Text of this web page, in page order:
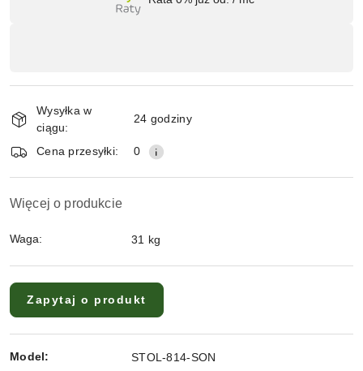
Wysyłka w
ciągu:
24 godziny
Cena przesyłki: 0
Więcej o produkcie
Waga: 31 kg
Zapytaj o produkt
Model: STOL-814-SON